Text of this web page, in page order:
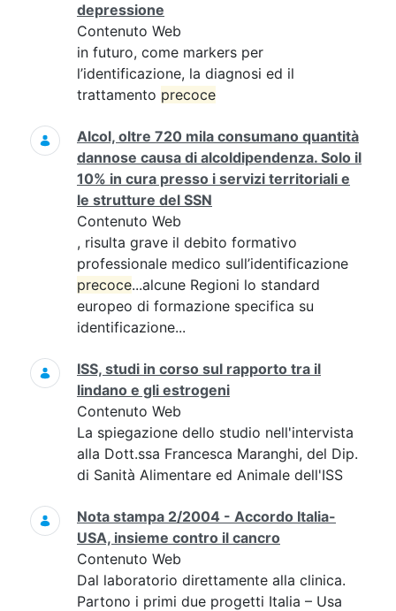
depressione
Contenuto Web
in futuro, come markers per
l’identificazione, la diagnosi ed il
trattamento precoce
Alcol, oltre 720 mila consumano quantità
dannose causa di alcoldipendenza. Solo il
10% in cura presso i servizi territoriali e
le strutture del SSN
Contenuto Web
, risulta grave il debito formativo
professionale medico sull’identificazione
precoce...alcune Regioni lo standard
europeo di formazione specifica su
identificazione...
ISS, studi in corso sul rapporto tra il
lindano e gli estrogeni
Contenuto Web
La spiegazione dello studio nell'intervista
alla Dott.ssa Francesca Maranghi, del Dip.
di Sanità Alimentare ed Animale dell'ISS
Nota stampa 2/2004 - Accordo Italia-
USA, insieme contro il cancro
Contenuto Web
Dal laboratorio direttamente alla clinica.
Partono i primi due progetti Italia – Usa